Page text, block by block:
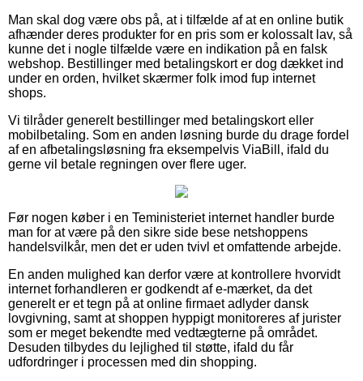
Man skal dog være obs på, at i tilfælde af at en online butik
afhænder deres produkter for en pris som er kolossalt lav, så
kunne det i nogle tilfælde være en indikation på en falsk
webshop. Bestillinger med betalingskort er dog dækket ind
under en orden, hvilket skærmer folk imod fup internet
shops.
Vi tilråder generelt bestillinger med betalingskort eller
mobilbetaling. Som en anden løsning burde du drage fordel
af en afbetalingsløsning fra eksempelvis ViaBill, ifald du
gerne vil betale regningen over flere uger.
Før nogen køber i en Teministeriet internet handler burde
man for at være på den sikre side bese netshoppens
handelsvilkår, men det er uden tvivl et omfattende arbejde.
En anden mulighed kan derfor være at kontrollere hvorvidt
internet forhandleren er godkendt af e-mærket, da det
generelt er et tegn på at online firmaet adlyder dansk
lovgivning, samt at shoppen hyppigt monitoreres af jurister
som er meget bekendte med vedtægterne på området.
Desuden tilbydes du lejlighed til støtte, ifald du får
udfordringer i processen med din shopping.